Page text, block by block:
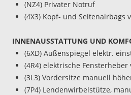
(NZ4) Privater Notruf
(4X3) Kopf- und Seitenairbags
INNENAUSSTATTUNG UND
(6XD) Außenspiegel elektr.
(4R4) elektrische
(3L3) Vordersitze manuell
(7P4) Lendenwirbelstütze,